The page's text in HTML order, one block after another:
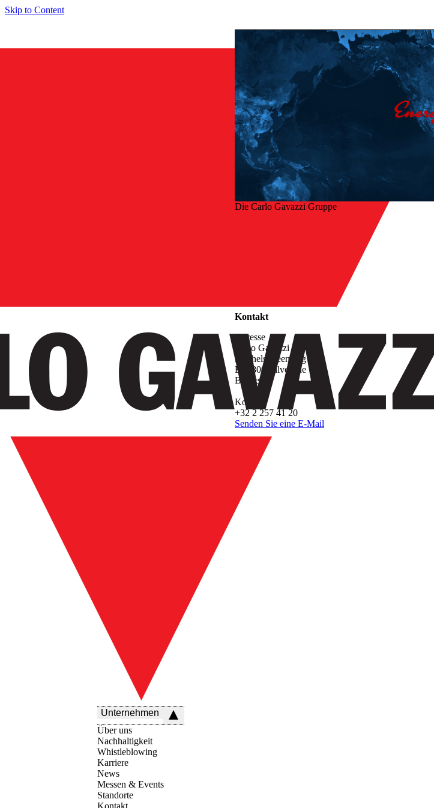
Skip to Content
Unternehmen
Über uns
Nachhaltigkeit
Whistleblowing
Karriere
News
Messen & Events
Standorte
Kontakt
Die Carlo Gavazzi Gruppe
Kontakt
Adresse
Carlo Gavazzi
Mechelsesteenweg 311
B- 1800 Vilvoorde
Belgien
Kontakt
+32 2 257 41 20
Senden Sie eine E-Mail